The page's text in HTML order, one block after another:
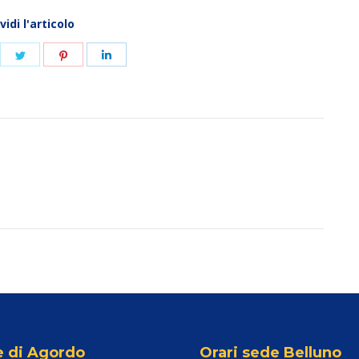
l'articolo
Condividi Condividi
di Agordo Orari sede Belluno